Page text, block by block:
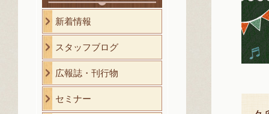
新着情報
スタッフブログ
広報誌・刊行物
セミナー